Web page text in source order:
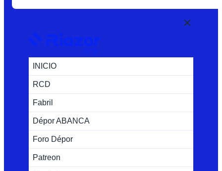
INICIO
RCD
Fabril
Dépor ABANCA
Foro Dépor
Patreon